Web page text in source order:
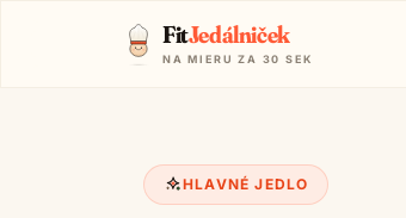
FitJedálniček
NA MIERU ZA 30 SEK
HLAVNÉ JEDLO